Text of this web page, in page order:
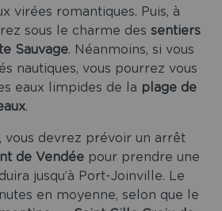
virées romantiques. Puis, à
sous le charme des sentiers
Sauvage. Néanmoins, si vous
nautiques, vous pourrez vous
eaux limpides de la plage de
.
vous devrez prévoir un arrêt
de Vendée pour prendre une
jusqu’à Port-Joinville. Le
en moyenne, selon que le